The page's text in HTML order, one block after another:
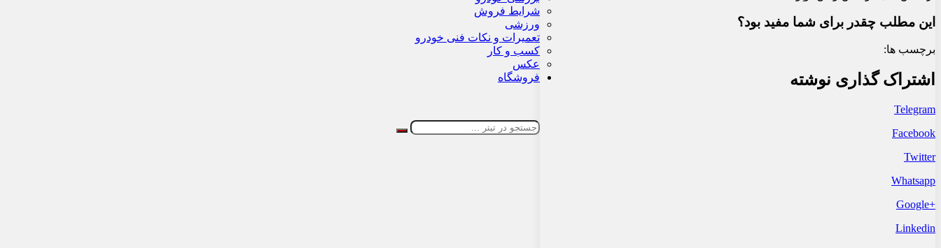
این مطلب چقدر برای شما مفید بود؟
برچسب ها:
اشتراک گذاری نوشته
Telegram
Facebook
Twitter
Whatsapp
+Google
Linkedin
شرایط فروش
ورزشی
تعمیرات و نکات فنی خودرو
کسب و کار
عکس
فروشگاه